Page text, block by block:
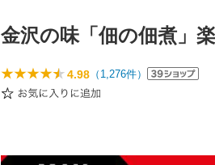
金沢の味「佃の佃煮」
4.98 （ 1,276件）